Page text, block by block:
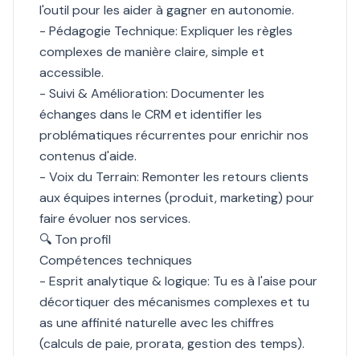
l'outil pour les aider à gagner en autonomie.
- Pédagogie Technique: Expliquer les règles
complexes de manière claire, simple et
accessible.
- Suivi & Amélioration: Documenter les
échanges dans le CRM et identifier les
problématiques récurrentes pour enrichir nos
contenus d'aide.
- Voix du Terrain: Remonter les retours clients
aux équipes internes (produit, marketing) pour
faire évoluer nos services.
🔍 Ton profil
Compétences techniques
- Esprit analytique & logique: Tu es à l'aise pour
décortiquer des mécanismes complexes et tu
as une affinité naturelle avec les chiffres
(calculs de paie, prorata, gestion des temps).